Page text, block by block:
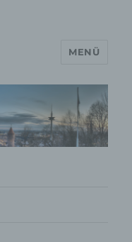
MENÜ